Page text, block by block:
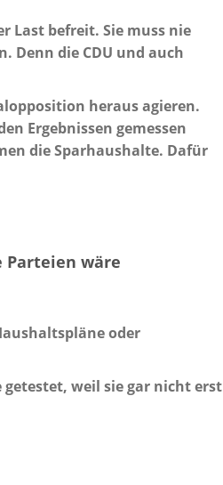
Last befreit. Sie muss nie
Denn die CDU und auch
heraus agieren.
Ergebnissen gemessen
die Sparhaushalte. Dafür
Parteien wäre
oder
weil sie gar nicht erst